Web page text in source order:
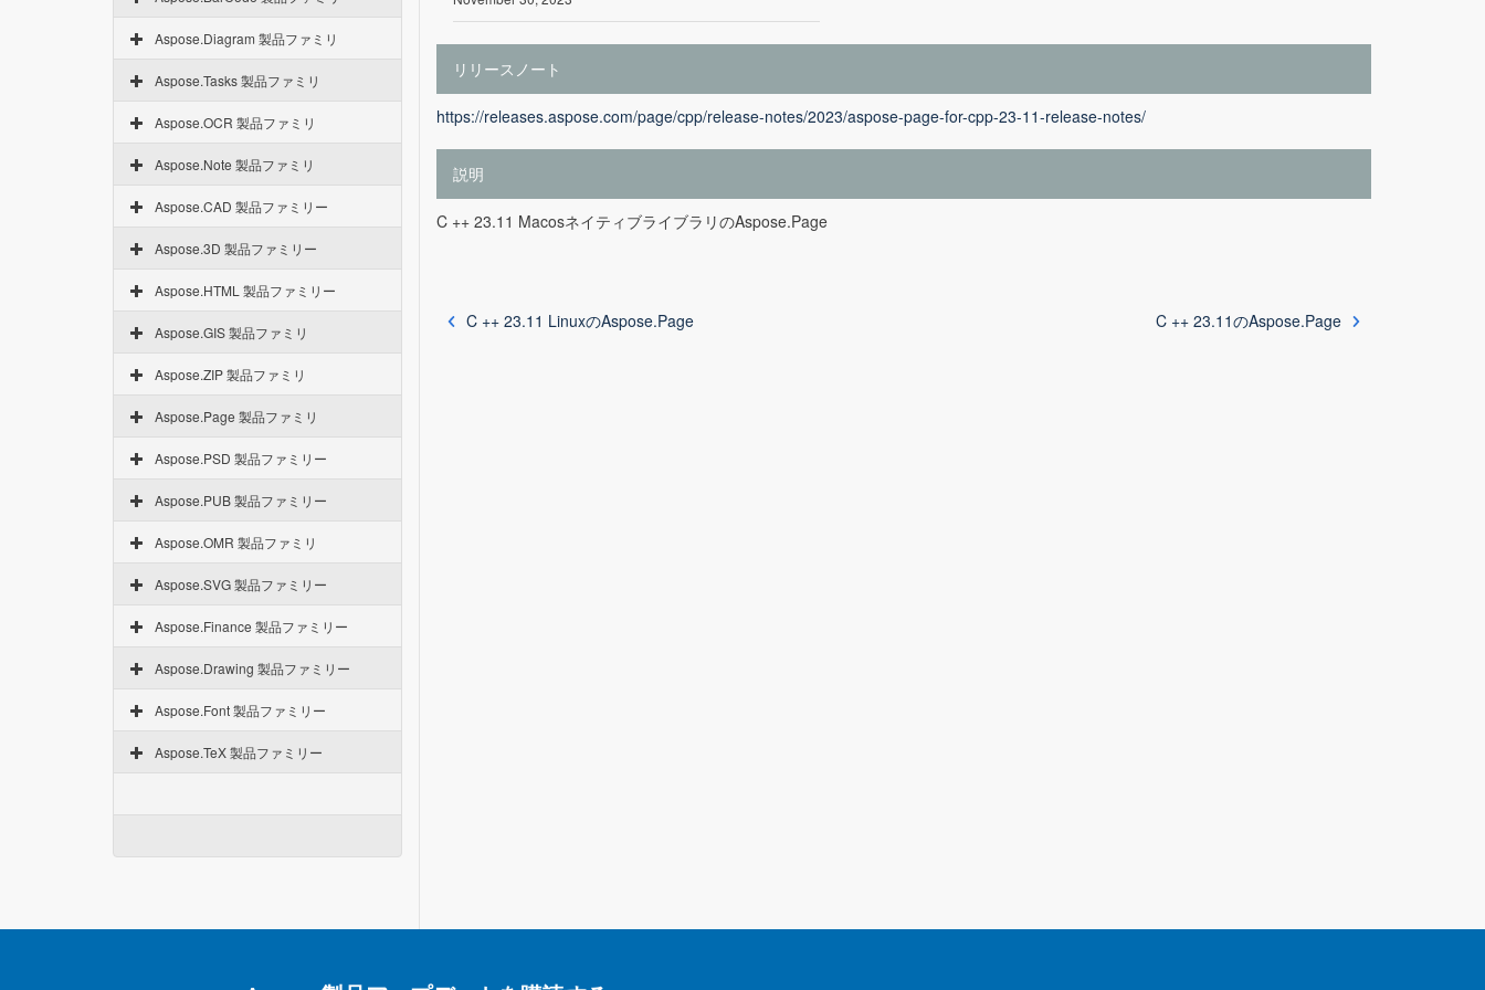
Aspose.Diagram 製品ファミリ
Aspose.Tasks 製品ファミリ
Aspose.OCR 製品ファミリ
Aspose.Note 製品ファミリ
Aspose.CAD 製品ファミリー
Aspose.3D 製品ファミリー
Aspose.HTML 製品ファミリー
Aspose.GIS 製品ファミリ
Aspose.ZIP 製品ファミリ
Aspose.Page 製品ファミリ
Aspose.PSD 製品ファミリー
Aspose.PUB 製品ファミリー
Aspose.OMR 製品ファミリ
Aspose.SVG 製品ファミリー
Aspose.Finance 製品ファミリー
Aspose.Drawing 製品ファミリー
Aspose.Font 製品ファミリー
Aspose.TeX 製品ファミリー
リリースノート
https://releases.aspose.com/page/cpp/release-notes/2023/aspose-page-for-cpp-23-11-release-notes/
説明
C ++ 23.11 MacosネイティブライブラリのAspose.Page
C ++ 23.11 LinuxのAspose.Page C ++ 23.11のAspose.Page